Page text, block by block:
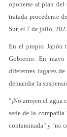
oponerse al plan del
tratada procedente
Sur, el 7 de julio,
En el propio Japón
Gobierno. En
diferentes lugares
demandar la
"¡No arrojen el agua
sede de la
contaminada" y "no